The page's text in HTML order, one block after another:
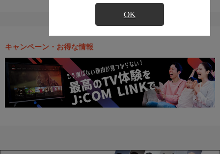
OK
キャンペーン・お得な情報